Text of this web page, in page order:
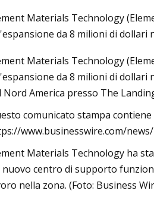
8 malintesi comuni sulla
Materials Technology
da 8 milioni di
Materials Technology
da 8 milioni di
Nord America presso The
comunicato stampa
www.businesswire.com/
Materials Technology ha
nuovo centro di supporto
nella zona. (Foto: Business